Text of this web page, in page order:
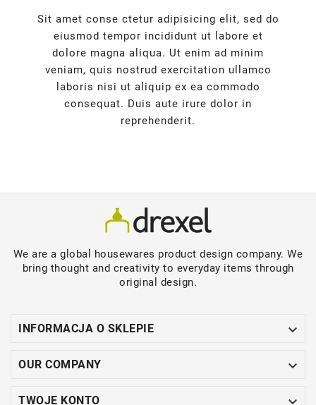
Sit amet conse ctetur adipisicing elit, sed do
eiusmod tempor incididunt ut labore et
dolore magna aliqua. Ut enim ad minim
veniam, quis nostrud exercitation ullamco
laboris nisi ut aliquip ex ea commodo
consequat. Duis aute irure dolor in
reprehenderit.
We are a global housewares product design company. We
bring thought and creativity to everyday items through
original design.
INFORMACJA O SKLEPIE 
OUR COMPANY 
TWOJE KONTO